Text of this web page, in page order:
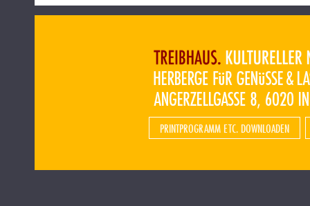
PRINTPROGRAMM ETC. DOWNLOADEN